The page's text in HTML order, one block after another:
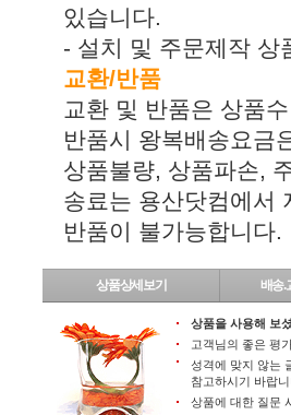
있습니다.
- 설치 및 주문제작 상
교환/반품
교환 및 반품은 상품
반품시 왕복배송요금
상품불량, 상품파손,
송료는 용산닷컴에서
반품이 불가능합니다.
상품상세보기 배송.
상품을 사용해 보
고객님의 좋은 평
성격에 맞지 않는
참고하시기 바랍
상품에 대한 질문